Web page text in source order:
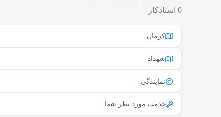
0 استادکار
کرمان
شهداد
نمایندگی
خدمت مورد نظر شما